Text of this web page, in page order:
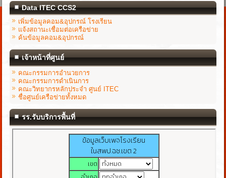
Data ITEC CCS2
เพิ่มข้อมูลคอม&อุปกรณ์ โรงเรียน
แจ้งสถานะเชื่อมต่อเครือข่าย
ค้นข้อมูลคอม&อุปกรณ์
เจ้าหน้าที่ศูนย์
คณะกรรมการอำนวยการ
คณะกรรมการดำเนินการ
คณะวิทยากรหลักประจำ ศูนย์ ITEC
ชื่อศูนย์เครือข่ายทั้งหมด
รร.รับบริการพื้นที่